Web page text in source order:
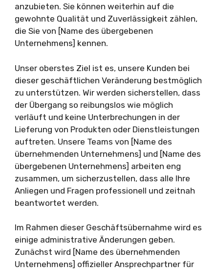
anzubieten. Sie können weiterhin auf die
gewohnte Qualität und Zuverlässigkeit zählen,
die Sie von [Name des übergebenen
Unternehmens] kennen.
Unser oberstes Ziel ist es, unsere Kunden bei
dieser geschäftlichen Veränderung bestmöglich
zu unterstützen. Wir werden sicherstellen, dass
der Übergang so reibungslos wie möglich
verläuft und keine Unterbrechungen in der
Lieferung von Produkten oder Dienstleistungen
auftreten. Unsere Teams von [Name des
übernehmenden Unternehmens] und [Name des
übergebenen Unternehmens] arbeiten eng
zusammen, um sicherzustellen, dass alle Ihre
Anliegen und Fragen professionell und zeitnah
beantwortet werden.
Im Rahmen dieser Geschäftsübernahme wird es
einige administrative Änderungen geben.
Zunächst wird [Name des übernehmenden
Unternehmens] offizieller Ansprechpartner für